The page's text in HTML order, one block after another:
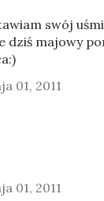
swój
dziś majowy
01, 2011
01, 2011